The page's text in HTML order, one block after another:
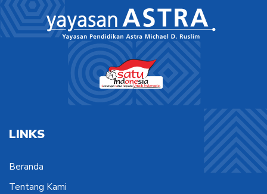
LINKS
Beranda
Tentang Kami